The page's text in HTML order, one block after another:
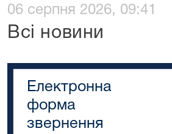
06 серпня 2026, 09:41
Всі новини
Електронна
форма
звернення